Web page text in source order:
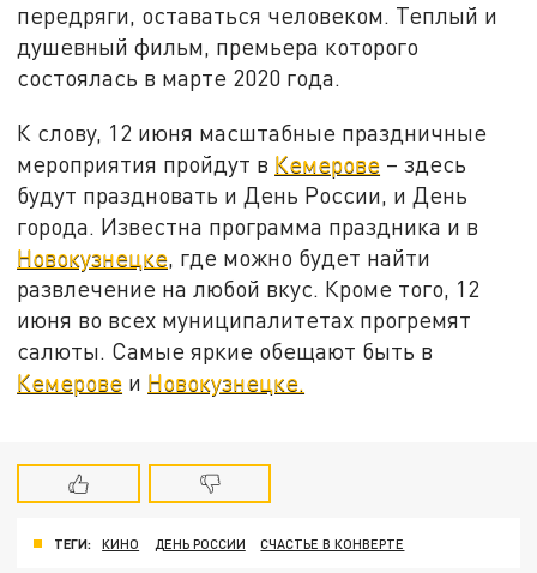
передряги, оставаться человеком. Теплый и
душевный фильм, премьера которого
состоялась в марте 2020 года.
К слову, 12 июня масштабные праздничные
мероприятия пройдут в Кемерове – здесь
будут праздновать и День России, и День
города. Известна программа праздника и в
Новокузнецке, где можно будет найти
развлечение на любой вкус. Кроме того, 12
июня во всех муниципалитетах прогремят
салюты. Самые яркие обещают быть в
Кемерове и Новокузнецке.
ТЕГИ: КИНО ДЕНЬ РОССИИ СЧАСТЬЕ В КОНВЕРТЕ